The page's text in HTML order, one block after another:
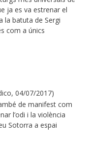
ja es va estrenar el
la batuta de Sergi
com a únics
04/07/2017)
de manifest com
l’odi i la violència
Sotorra a espai